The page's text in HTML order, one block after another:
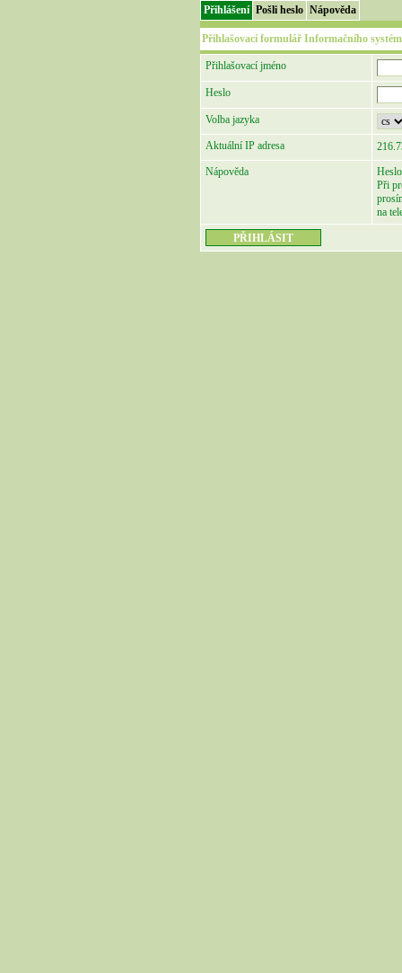
Přihlášení Pošli heslo Nápověda
Přihlašovací formulář Informačního
Přihlašovací jméno
Heslo
Volba jazyka
Aktuální IP adresa
Nápověda
Při
na